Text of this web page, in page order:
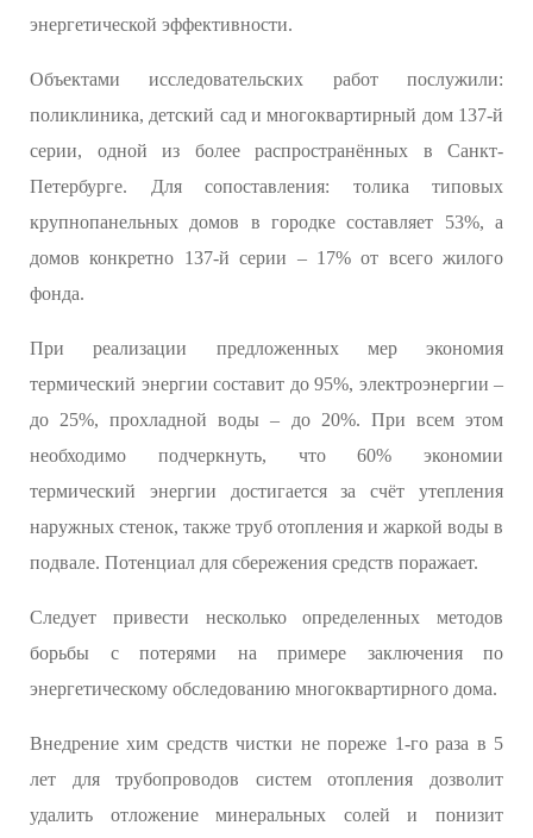
энергетической эффективности.
Объектами исследовательских работ послужили:
поликлиника, детский сад и многоквартирный дом 137-й
серии, одной из более распространённых в Санкт-
Петербурге. Для сопоставления: толика типовых
крупнопанельных домов в городке составляет 53%, а
домов конкретно 137-й серии – 17% от всего жилого
фонда.
При реализации предложенных мер экономия
термический энергии составит до 95%, электроэнергии –
до 25%, прохладной воды – до 20%. При всем этом
необходимо подчеркнуть, что 60% экономии
термический энергии достигается за счёт утепления
наружных стенок, также труб отопления и жаркой воды в
подвале. Потенциал для сбережения средств поражает.
Следует привести несколько определенных методов
борьбы с потерями на примере заключения по
энергетическому обследованию многоквартирного дома.
Внедрение хим средств чистки не пореже 1-го раза в 5
лет для трубопроводов систем отопления дозволит
удалить отложение минеральных солей и понизит